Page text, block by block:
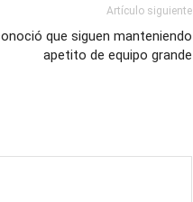
Artículo siguiente
que siguen manteniendo
apetito de equipo grande